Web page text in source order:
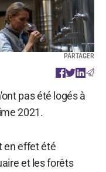
PARTAGER
pas été logés à
2021.
en effet été
et les forêts